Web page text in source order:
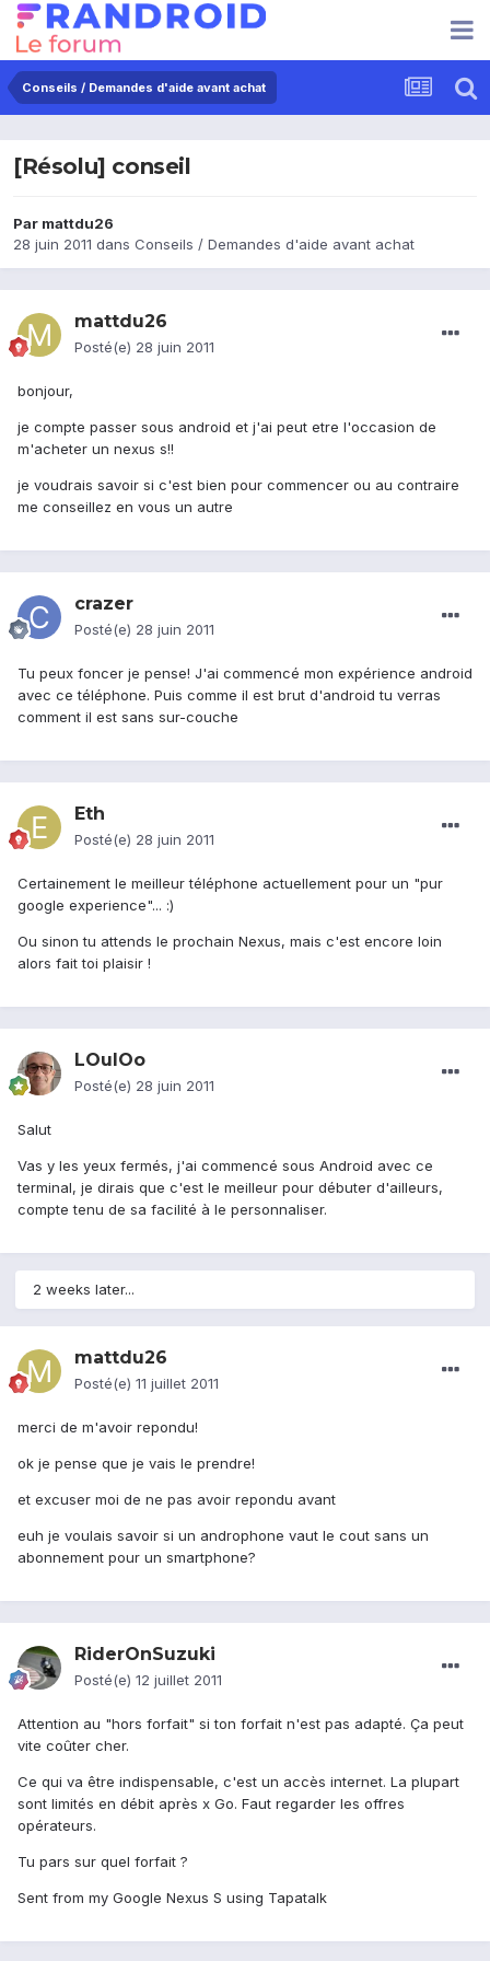
Conseils / Demandes d'aide avant achat
[Résolu] conseil
Par mattdu26
28 juin 2011 dans Conseils / Demandes d'aide avant achat
mattdu26
Posté(e) 28 juin 2011
bonjour,
je compte passer sous android et j'ai peut etre l'occasion de
m'acheter un nexus s!!
je voudrais savoir si c'est bien pour commencer ou au contraire
me conseillez en vous un autre
crazer
Posté(e) 28 juin 2011
Tu peux foncer je pense! J'ai commencé mon expérience android
avec ce téléphone. Puis comme il est brut d'android tu verras
comment il est sans sur-couche
Eth
Posté(e) 28 juin 2011
Certainement le meilleur téléphone actuellement pour un "pur
google experience"... :)
Ou sinon tu attends le prochain Nexus, mais c'est encore loin
alors fait toi plaisir !
LOulOo
Posté(e) 28 juin 2011
Salut
Vas y les yeux fermés, j'ai commencé sous Android avec ce
terminal, je dirais que c'est le meilleur pour débuter d'ailleurs,
compte tenu de sa facilité à le personnaliser.
2 weeks later...
mattdu26
Posté(e) 11 juillet 2011
merci de m'avoir repondu!
ok je pense que je vais le prendre!
et excuser moi de ne pas avoir repondu avant
euh je voulais savoir si un androphone vaut le cout sans un
abonnement pour un smartphone?
RiderOnSuzuki
Posté(e) 12 juillet 2011
Attention au "hors forfait" si ton forfait n'est pas adapté. Ça peut
vite coûter cher.
Ce qui va être indispensable, c'est un accès internet. La plupart
sont limités en débit après x Go. Faut regarder les offres
opérateurs.
Tu pars sur quel forfait ?
Sent from my Google Nexus S using Tapatalk